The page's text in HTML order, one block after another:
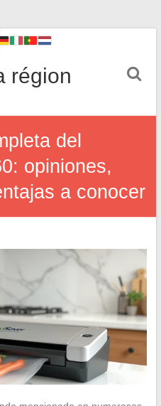
région
del
opiniones,
a conocer